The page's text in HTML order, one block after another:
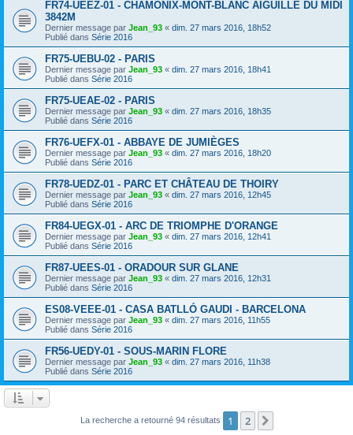
FR74-UEEZ-01 - CHAMONIX-MONT-BLANC AIGUILLE DU MIDI
3842M
Dernier message par Jean_93 « dim. 27 mars 2016, 18h52
Publié dans Série 2016
FR75-UEBU-02 - PARIS
Dernier message par Jean_93 « dim. 27 mars 2016, 18h41
Publié dans Série 2016
FR75-UEAE-02 - PARIS
Dernier message par Jean_93 « dim. 27 mars 2016, 18h35
Publié dans Série 2016
FR76-UEFX-01 - ABBAYE DE JUMIÈGES
Dernier message par Jean_93 « dim. 27 mars 2016, 18h20
Publié dans Série 2016
FR78-UEDZ-01 - PARC ET CHÂTEAU DE THOIRY
Dernier message par Jean_93 « dim. 27 mars 2016, 12h45
Publié dans Série 2016
FR84-UEGX-01 - ARC DE TRIOMPHE D'ORANGE
Dernier message par Jean_93 « dim. 27 mars 2016, 12h41
Publié dans Série 2016
FR87-UEES-01 - ORADOUR SUR GLANE
Dernier message par Jean_93 « dim. 27 mars 2016, 12h31
Publié dans Série 2016
ES08-VEEE-01 - CASA BATLLÓ GAUDI - BARCELONA
Dernier message par Jean_93 « dim. 27 mars 2016, 11h55
Publié dans Série 2016
FR56-UEDY-01 - SOUS-MARIN FLORE
Dernier message par Jean_93 « dim. 27 mars 2016, 11h38
Publié dans Série 2016
La recherche a retourné 94 résultats 1 2